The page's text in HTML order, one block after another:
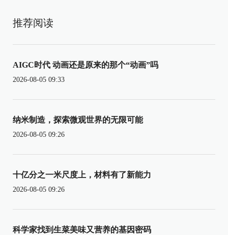
推荐阅读
AIGC时代 动画还是原来的那个“动画”吗
2026-08-05 09:33
纳米制造，探索微观世界的无限可能
2026-08-05 09:26
十亿分之一米尺度上，材料有了新能力
2026-08-05 09:26
科学家找到生菜美味又营养的基因密码